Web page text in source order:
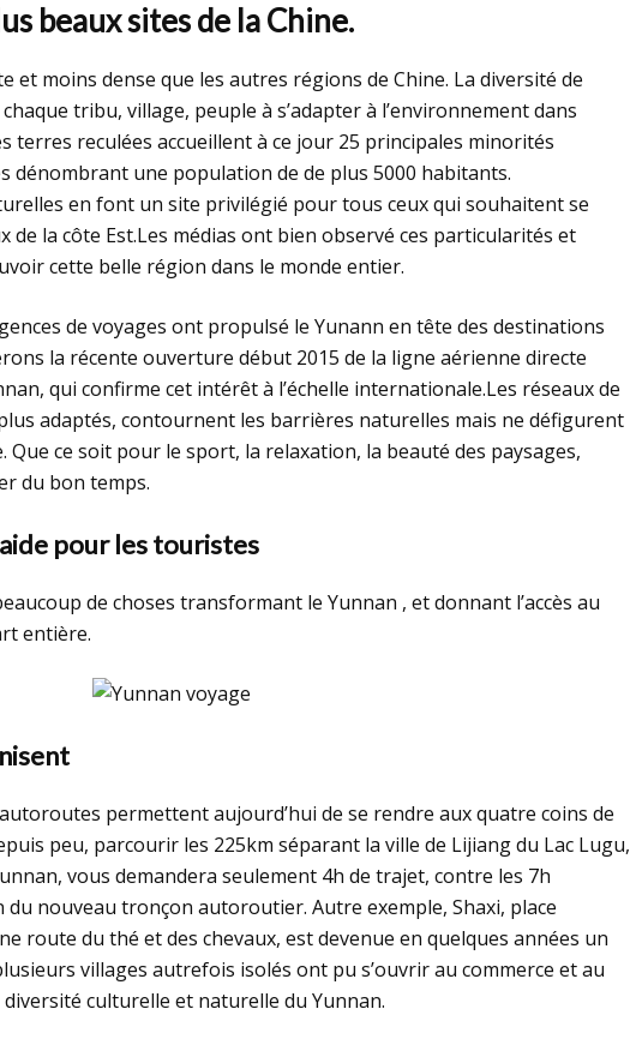
beaux sites de la Chine.
et moins dense que les autres régions de Chine. La diversité de
tribu, village, peuple à s’adapter à l’environnement dans
terres reculées accueillent à ce jour 25 principales minorités
dénombrant une population de de plus 5000 habitants.
en font un site privilégié pour tous ceux qui souhaitent se
la côte Est.Les médias ont bien observé ces particularités et
cette belle région dans le monde entier.
de voyages ont propulsé le Yunann en tête des destinations
la récente ouverture début 2015 de la ligne aérienne directe
qui confirme cet intérêt à l’échelle internationale.Les réseaux de
adaptés, contournent les barrières naturelles mais ne défigurent
ce soit pour le sport, la relaxation, la beauté des paysages,
du bon temps.
pour les touristes
de choses transformant le Yunnan , et donnant l’accès au
entière.
permettent aujourd’hui de se rendre aux quatre coins de
peu, parcourir les 225km séparant la ville de Lijiang du Lac Lugu,
vous demandera seulement 4h de trajet, contre les 7h
nouveau tronçon autoroutier. Autre exemple, Shaxi, place
route du thé et des chevaux, est devenue en quelques années un
villages autrefois isolés ont pu s’ouvrir au commerce et au
diversité culturelle et naturelle du Yunnan.